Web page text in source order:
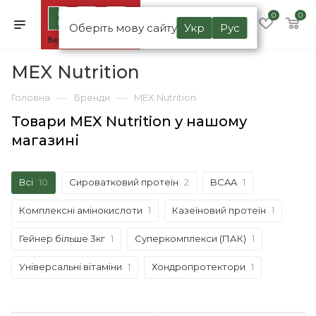
Оберіть мову сайту Укр Рус
0 0
MEX Nutrition
Головна — Бренди — MEX Nutrition
Товари MEX Nutrition у нашому
магазині
Всі 10 Сироватковий протеїн 2 BCAA 1
Комплексні амінокислоти 1 Казеїновий протеїн 1
Гейнер більше 3кг 1 Суперкомплекси (ПАК) 1
Універсальні вітаміни 1 Хондропротектори 1